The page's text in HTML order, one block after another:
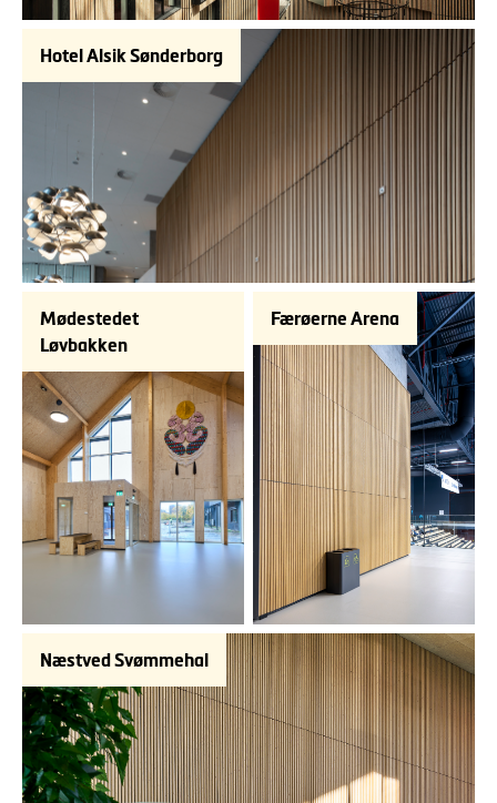
Hotel Alsik Sønderborg
Mødestedet
Løvbakken
Færøerne Arena
Næstved Svømmehal